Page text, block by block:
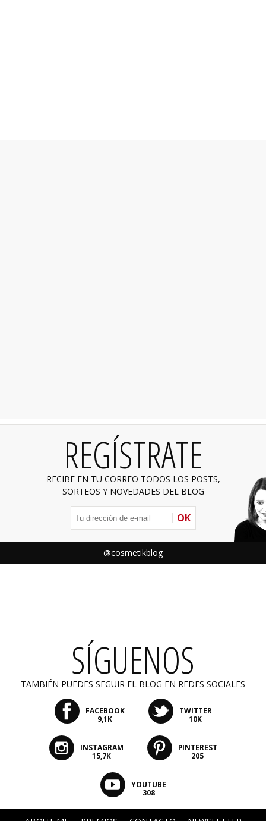
REGÍSTRATE
RECIBE EN TU CORREO TODOS LOS POSTS,
SORTEOS Y NOVEDADES DEL BLOG
OK
@cosmetikblog
SÍGUENOS
TAMBIÉN PUEDES SEGUIR EL BLOG EN REDES SOCIALES
FACEBOOK
9,1K
TWITTER
10K
INSTAGRAM
15,7K
PINTEREST
205
YOUTUBE
308